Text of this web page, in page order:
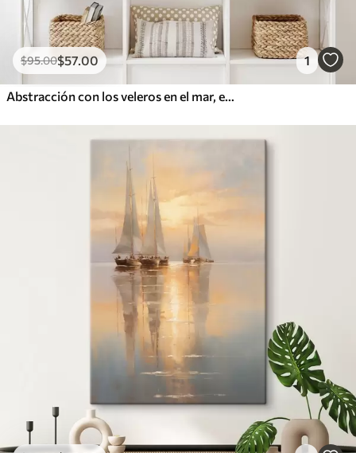
$95.00$57.00 1
Abstracción con los veleros en el mar, estilo acrílico, puesta de sol